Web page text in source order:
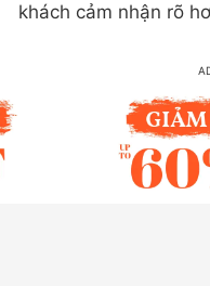
khách cảm nhận rõ